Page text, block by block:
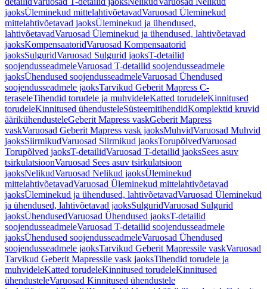
jaoksÜleminekud mittelahtivõetavadVaruosad Üleminekud
mittelahtivõetavad jaoksÜleminekud ja ühendused,
lahtivõetavadVaruosad Üleminekud ja ühendused, lahtivõetavad
jaoksKompensaatoridVaruosad Kompensaatorid
jaoksSulguridVaruosad Sulgurid jaoksT-detailid
soojendusseadmeleVaruosad T-detailid soojendusseadmele
jaoksÜhendused soojendusseadmeleVaruosad Ühendused
soojendusseadmele jaoksTarvikud Geberit Mapress C-
teraseleTihendid torudele ja muhvideleKatted torudeleKinnitused
torudeleKinnitused ühendusteleSüsteemitihendidKomplektid kruvid
äärikühendusteleGeberit Mapress vaskGeberit Mapress
vaskVaruosad Geberit Mapress vask jaoksMuhvidVaruosad Muhvid
jaoksSiirmikudVaruosad Siirmikud jaoksTorupõlvedVaruosad
Torupõlved jaoksT-detailidVaruosad T-detailid jaoksSees asuv
tsirkulatsioonVaruosad Sees asuv tsirkulatsioon
jaoksNelikudVaruosad Nelikud jaoksÜleminekud
mittelahtivõetavadVaruosad Üleminekud mittelahtivõetavad
jaoksÜleminekud ja ühendused, lahtivõetavadVaruosad Üleminekud
ja ühendused, lahtivõetavad jaoksSulguridVaruosad Sulgurid
jaoksÜhendusedVaruosad Ühendused jaoksT-detailid
soojendusseadmeleVaruosad T-detailid soojendusseadmele
jaoksÜhendused soojendusseadmeleVaruosad Ühendused
soojendusseadmele jaoksTarvikud Geberit Mapressile vaskVaruosad
Tarvikud Geberit Mapressile vask jaoksTihendid torudele ja
muhvideleKatted torudeleKinnitused torudeleKinnitused
ühendusteleVaruosad Kinnitused ühendustele